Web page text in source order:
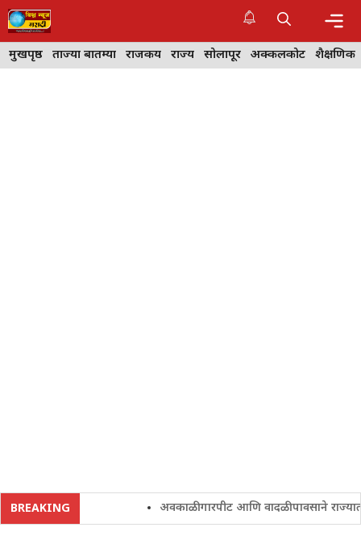
Skip
to
content
मुखपृष्ठ ताज्या बातम्या राजकीय राज्य सोलापूर अक्कलकोट शैक्षणिक
BREAKING अवकाळी गारपीट आणि वादळी पावसाने